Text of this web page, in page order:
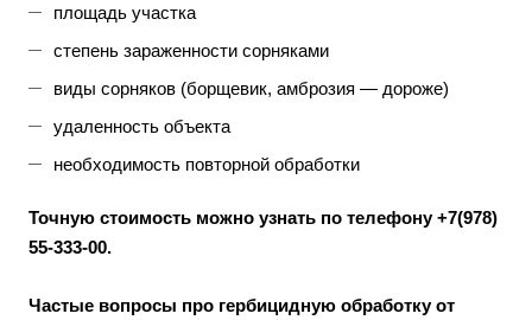
площадь участка
степень зараженности сорняками
виды сорняков (борщевик, амброзия — дороже)
удаленность объекта
необходимость повторной обработки
Точную стоимость можно узнать по телефону +7(978)
55-333-00.
Частые вопросы про гербицидную обработку от